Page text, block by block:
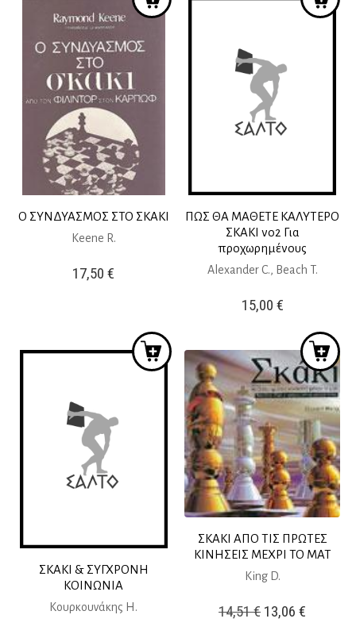
Ο ΣΥΝΔΥΑΣΜΟΣ ΣΤΟ ΣΚΑΚΙ
Keene R.
17,50€
ΠΩΣ ΘΑ ΜΑΘΕΤΕ ΚΑΛΥΤΕΡΟ
ΣΚΑΚΙ νο2 Για
προχωρημένους
Alexander C., Beach T.
15,00 €
ΣΚΑΚΙ & ΣΥΓΧΡΟΝΗ
ΚΟΙΝΩΝΙΑ
Κουρκουνάκης Η.
ΣΚΑΚΙ ΑΠΟ ΤΙΣ ΠΡΩΤΕΣ
ΚΙΝΗΣΕΙΣ ΜΕΧΡΙ ΤΟ ΜΑΤ
King D.
14,51€ Original
13,06€